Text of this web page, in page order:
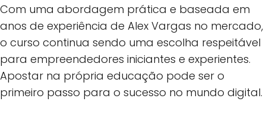
Com uma abordagem prática e baseada em
anos de experiência de Alex Vargas no mercado,
o curso continua sendo uma escolha respeitável
para empreendedores iniciantes e experientes.
Apostar na própria educação pode ser o
primeiro passo para o sucesso no mundo digital.